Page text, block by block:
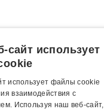
сайт использует
использует файлы cookie
взаимодействия с
Используя наш веб-сайт,